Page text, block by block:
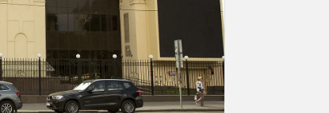
в суд, о чем